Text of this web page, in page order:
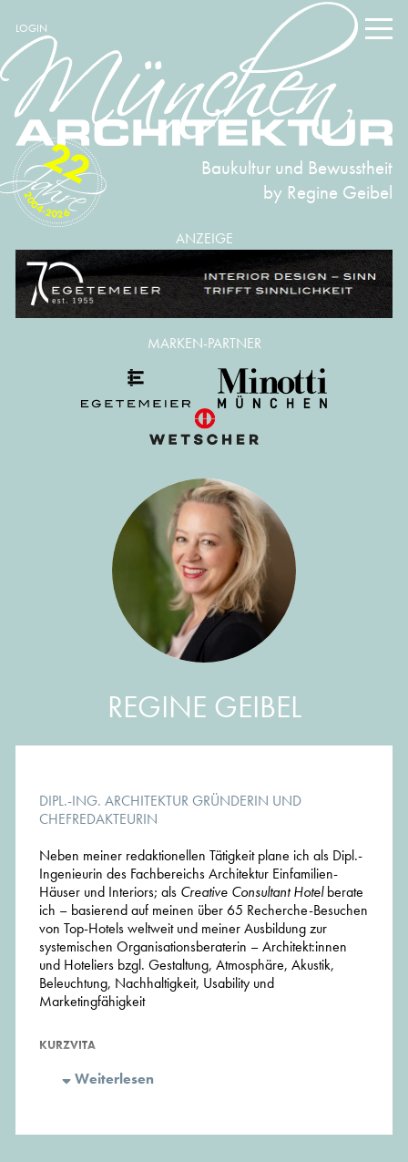
LOGIN
Baukultur und Bewusstheit
by Regine Geibel
2004-2026
22
ANZEIGE
REGINE GEIBEL
DIPL.-ING. ARCHITEKTUR GRÜNDERIN UND
CHEFREDAKTEURIN
Neben meiner redaktionellen Tätigkeit plane ich als Dipl.-
Ingenieurin des Fachbereichs Architektur Einfamilien-
Häuser und Interiors; als Creative Consultant Hotelberate
ich – basierend auf meinen über 65 Recherche-Besuchen
von Top-Hotels weltweit und meiner Ausbildung zur
systemischen Organisationsberaterin – Architekt:innen
und Hoteliers bzgl. Gestaltung, Atmosphäre, Akustik,
Beleuchtung, Nachhaltigkeit, Usability und
Marketingfähigkeit
KURZVITA
2020 bis 2026 Gründerin und Chefredakteurin der
architektonisch interessanten Hotels
Weiterlesen